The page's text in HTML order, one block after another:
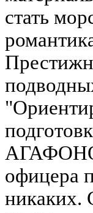
стать
офицера
никаких.